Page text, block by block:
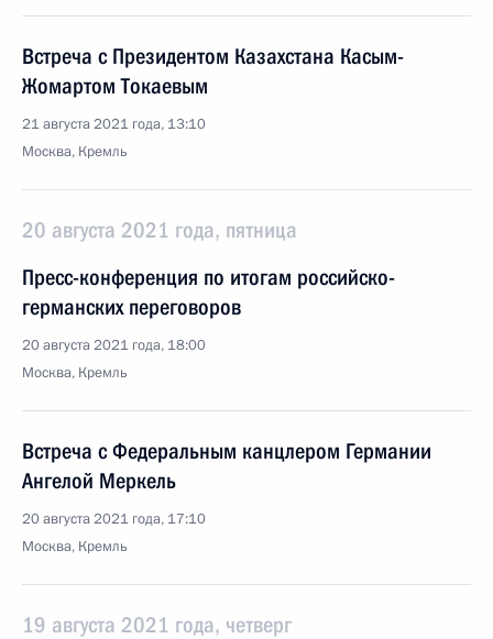
Встреча с Президентом Казахстана Касым-
Жомартом Токаевым
21 августа 2021 года, 13:10
Москва, Кремль
20 августа 2021 года, пятница
Пресс-конференция по итогам российско-
германских переговоров
20 августа 2021 года, 18:00
Москва, Кремль
Встреча с Федеральным канцлером Германии
Ангелой Меркель
20 августа 2021 года, 17:10
Москва, Кремль
19 августа 2021 года, четверг